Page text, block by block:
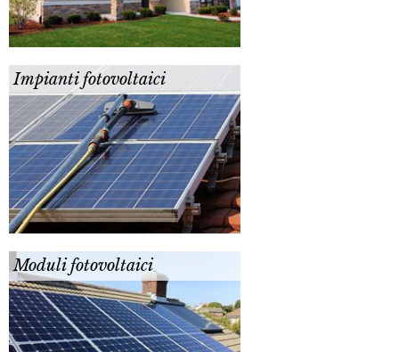
Impianti fotovoltaici
Moduli fotovoltaici